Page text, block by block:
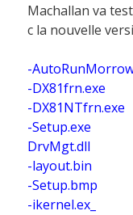
Machallan va
c la nouvelle
-
-DX81frn.exe
-DX81NTfrn.exe
-Setup.exe
DrvMgt.dll
-layout.bin
-Setup.bmp
-ikernel.ex_